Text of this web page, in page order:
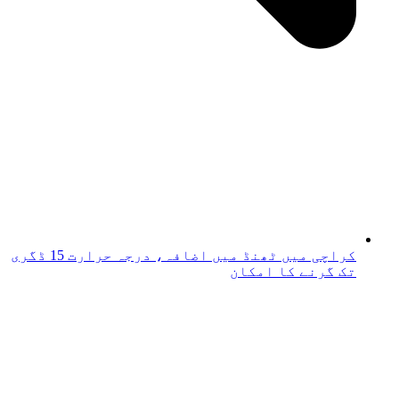
کراچی میں ٹھنڈ میں اضافہ، درجہ حرارت 15 ڈگری
تک گرنے کا امکان